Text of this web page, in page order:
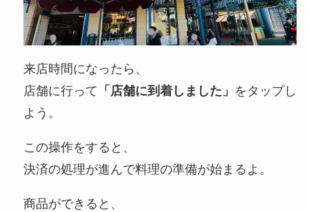
来店時間になったら、
店舗に行って 「店舗に到着しました」 をタップし
よう。
この操作をすると、
決済の処理が進んで料理の準備が始まるよ。
商品ができると、